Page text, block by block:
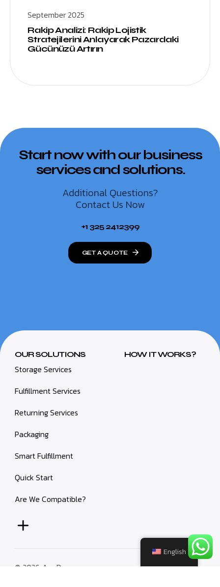
September 2025
Rakip Analizi: Rakip Lojistik
Stratejilerini Anlayarak Pazardaki
Gücünüzü Artırın
Start now with our business
services and solutions.
Additional Questions?
Contact Us Now
+1 325 2412399
GET A QUOTE
OUR SOLUTIONS HOW IT WORKS?
Storage Services
Fulfillment Services
Returning Services
Packaging
Smart Fulfillment
Quick Start
Are We Compatible?
© 2026 Ara Depo
English